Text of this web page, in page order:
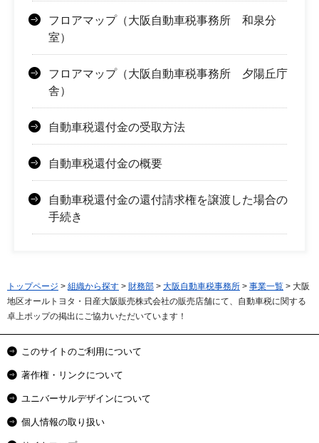
フロアマップ（大阪自動車税事務所 和泉分
室）
フロアマップ（大阪自動車税事務所 夕陽丘庁
舎）
自動車税還付金の受取方法
自動車税還付金の概要
自動車税還付金の還付請求権を譲渡した場合の
手続き
トップページ > 組織から探す > 財務部 > 大阪自動車税事務所 > 事業一覧 > 大阪
地区オールトヨタ・日産大阪販売株式会社の販売店舗にて、自動車税に関する
卓上ポップの掲出にご協力いただいています！
このサイトのご利用について
著作権・リンクについて
ユニバーサルデザインについて
個人情報の取り扱い